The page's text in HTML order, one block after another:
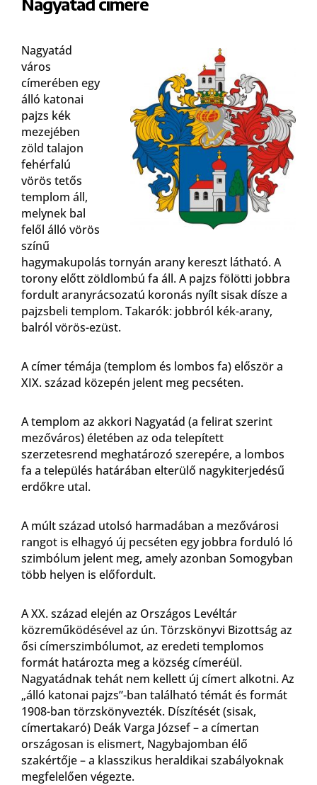
Nagyatád
város
címerében egy
álló katonai
pajzs kék
mezejében
zöld talajon
fehérfalú
vörös tetős
templom áll,
melynek bal
felől álló vörös
színű
hagymakupolás tornyán arany kereszt látható. A
torony előtt zöldlombú fa áll. A pajzs fölötti jobbra
fordult aranyrácsozatú koronás nyílt sisak dísze a
pajzsbeli templom. Takarók: jobbról kék-arany,
balról vörös-ezüst.
A címer témája (templom és lombos fa) először a
XIX. század közepén jelent meg pecséten.
A templom az akkori Nagyatád (a felirat szerint
mezőváros) életében az oda telepített
szerzetesrend meghatározó szerepére, a lombos
fa a település határában elterülő nagykiterjedésű
erdőkre utal.
A múlt század utolsó harmadában a mezővárosi
rangot is elhagyó új pecséten egy jobbra forduló ló
szimbólum jelent meg, amely azonban Somogyban
több helyen is előfordult.
A XX. század elején az Országos Levéltár
közreműködésével az ún. Törzskönyvi Bizottság az
ősi címerszimbólumot, az eredeti templomos
formát határozta meg a község címeréül.
Nagyatádnak tehát nem kellett új címert alkotni. Az
„álló katonai pajzs”-ban található témát és formát
1908-ban törzskönyvezték. Díszítését (sisak,
címertakaró) Deák Varga József – a címertan
országosan is elismert, Nagybajomban élő
szakértője – a klasszikus heraldikai szabályoknak
megfelelően végezte.